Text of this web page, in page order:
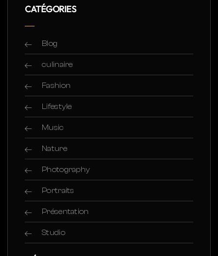
CATÉGORIES
Blog
culinaire
Fashion
Lifestyle
Music
Nature
Photography
Portraits
Présentation
Studio